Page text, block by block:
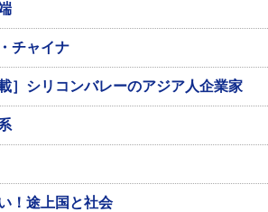
チャイナ
］シリコンバレーのアジア人企業家
！途上国と社会